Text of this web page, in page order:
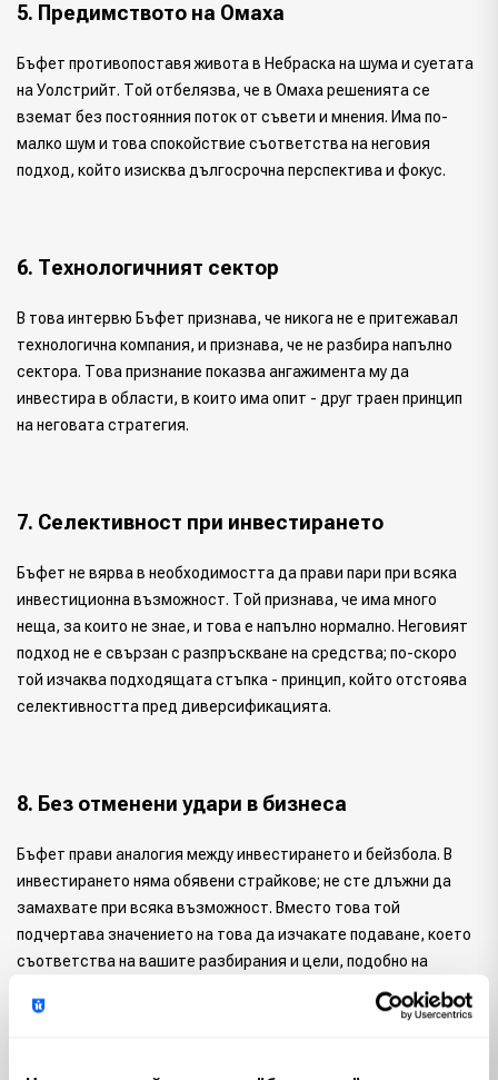
5. Предимството на Омаха
Бъфет противопоставя живота в Небраска на шума и суетата
на Уолстрийт. Той отбелязва, че в Омаха решенията се
вземат без постоянния поток от съвети и мнения. Има по-
малко шум и това спокойствие съответства на неговия
подход, който изисква дългосрочна перспектива и фокус.
6. Технологичният сектор
В това интервю Бъфет признава, че никога не е притежавал
технологична компания, и признава, че не разбира напълно
сектора. Това признание показва ангажимента му да
инвестира в области, в които има опит - друг траен принцип
на неговата стратегия.
7. Селективност при инвестирането
Бъфет не вярва в необходимостта да прави пари при всяка
инвестиционна възможност. Той признава, че има много
неща, за които не знае, и това е напълно нормално. Неговият
подход не е свързан с разпръскване на средства; по-скоро
той изчаква подходящата стъпка - принцип, който отстоява
селективността пред диверсификацията.
8. Без отменени удари в бизнеса
Бъфет прави аналогия между инвестирането и бейзбола. В
инвестирането няма обявени страйкове; не сте длъжни да
замахвате при всяка възможност. Вместо това той
подчертава значението на това да изчакате подаване, което
съответства на вашите разбирания и цели, подобно на